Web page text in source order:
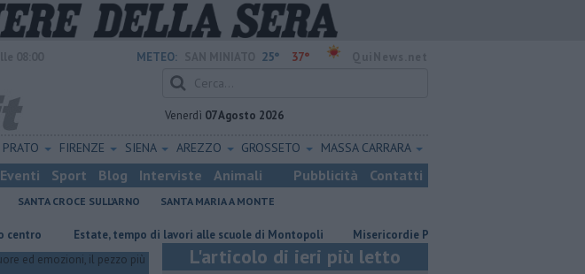
METEO: 25° 37°
Venerdì 07 Agosto 2026
PRATO FIRENZE SIENA AREZZO GROSSETO MASSA CARRARA
Eventi Sport Blog Interviste Animali Pubblicità Contatti
SANTA CROCE SULL'ARNO SANTA MARIA A MONTE
Estate, tempo di lavori alle scuole di Montopoli Misericordie Pisane, Novi confermato presidente
L'articolo di ieri più letto